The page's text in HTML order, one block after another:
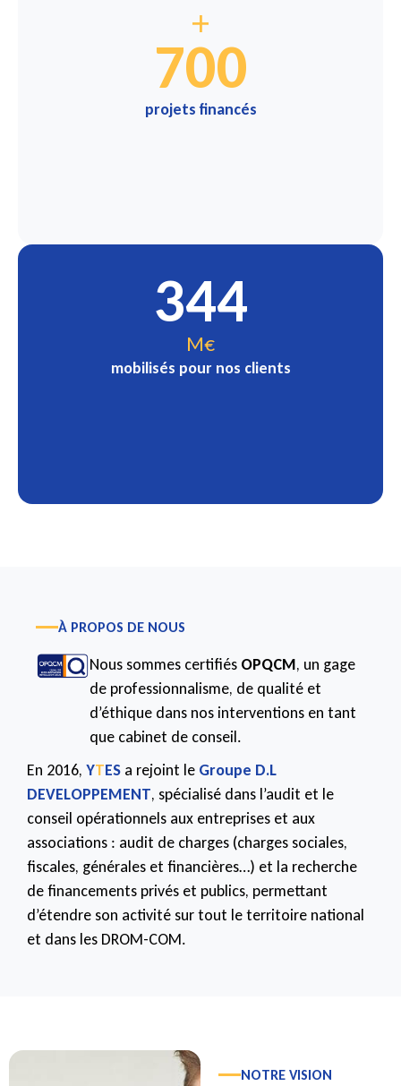
+
700
projets financés
M€
344
mobilisés pour nos clients
À PROPOS DE NOUS
Nous sommes certifiés OPQCM, un gage
de professionnalisme, de qualité et
d’éthique dans nos interventions en tant
que cabinet de conseil.
En 2016, YTES a rejoint le Groupe D.L
DEVELOPPEMENT, spécialisé dans l’audit et le
conseil opérationnels aux entreprises et aux
associations : audit de charges (charges sociales,
fiscales, générales et financières…) et la recherche
de financements privés et publics, permettant
d’étendre son activité sur tout le territoire national
et dans les DROM-COM.
NOTRE VISION